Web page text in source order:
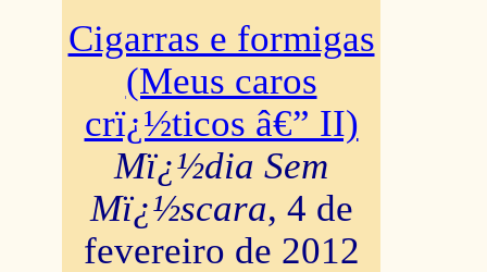
Cigarras e formigas
(Meus caros
crï¿½ticos â€” II)
Mï¿½dia Sem
Mï¿½scara, 4 de
fevereiro de 2012